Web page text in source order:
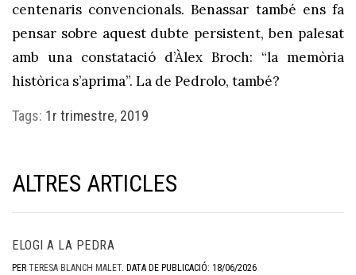
centenaris convencionals. Benassar també ens fa
pensar sobre aquest dubte persistent, ben palesat
amb una constatació d’Àlex Broch: “la memòria
històrica s’aprima”. La de Pedrolo, també?
Tags: 1r trimestre, 2019
ALTRES ARTICLES
ELOGI A LA PEDRA
PER TERESA BLANCH MALET. DATA DE PUBLICACIÓ: 18/06/2026